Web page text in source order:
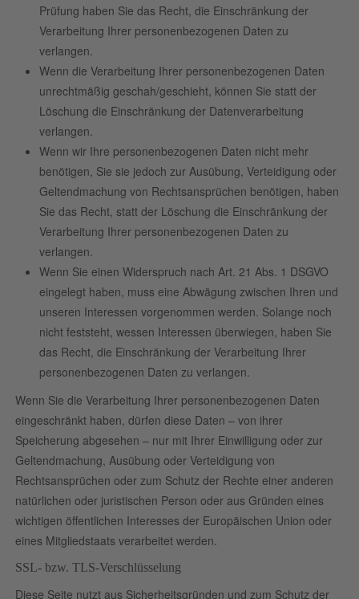
Prüfung haben Sie das Recht, die Einschränkung der
Verarbeitung Ihrer personenbezogenen Daten zu
verlangen.
Wenn die Verarbeitung Ihrer personenbezogenen Daten
unrechtmäßig geschah/geschieht, können Sie statt der
Löschung die Einschränkung der Datenverarbeitung
verlangen.
Wenn wir Ihre personenbezogenen Daten nicht mehr
benötigen, Sie sie jedoch zur Ausübung, Verteidigung oder
Geltendmachung von Rechtsansprüchen benötigen, haben
Sie das Recht, statt der Löschung die Einschränkung der
Verarbeitung Ihrer personenbezogenen Daten zu
verlangen.
Wenn Sie einen Widerspruch nach Art. 21 Abs. 1 DSGVO
eingelegt haben, muss eine Abwägung zwischen Ihren und
unseren Interessen vorgenommen werden. Solange noch
nicht feststeht, wessen Interessen überwiegen, haben Sie
das Recht, die Einschränkung der Verarbeitung Ihrer
personenbezogenen Daten zu verlangen.
Wenn Sie die Verarbeitung Ihrer personenbezogenen Daten
eingeschränkt haben, dürfen diese Daten – von ihrer
Speicherung abgesehen – nur mit Ihrer Einwilligung oder zur
Geltendmachung, Ausübung oder Verteidigung von
Rechtsansprüchen oder zum Schutz der Rechte einer anderen
natürlichen oder juristischen Person oder aus Gründen eines
wichtigen öffentlichen Interesses der Europäischen Union oder
eines Mitgliedstaats verarbeitet werden.
SSL- bzw. TLS-Verschlüsselung
Diese Seite nutzt aus Sicherheitsgründen und zum Schutz der